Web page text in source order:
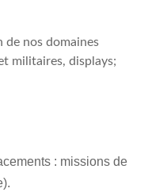
de nos domaines
militaires, displays;
: missions de